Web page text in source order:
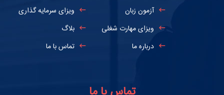
آزمون زبان
ویزای سرمایه گذاری
ویزای مهارت شغلی
بلاگ
درباره ما
تماس با ما